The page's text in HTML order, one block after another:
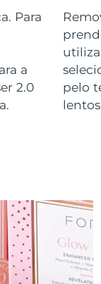
Para
a
2.0
pelo